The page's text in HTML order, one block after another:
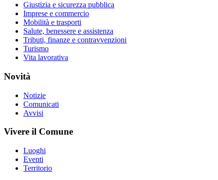
Giustizia e sicurezza pubblica
Imprese e commercio
Mobilità e trasporti
Salute, benessere e assistenza
Tributi, finanze e contravvenzioni
Turismo
Vita lavorativa
Novità
Notizie
Comunicati
Avvisi
Vivere il Comune
Luoghi
Eventi
Territorio